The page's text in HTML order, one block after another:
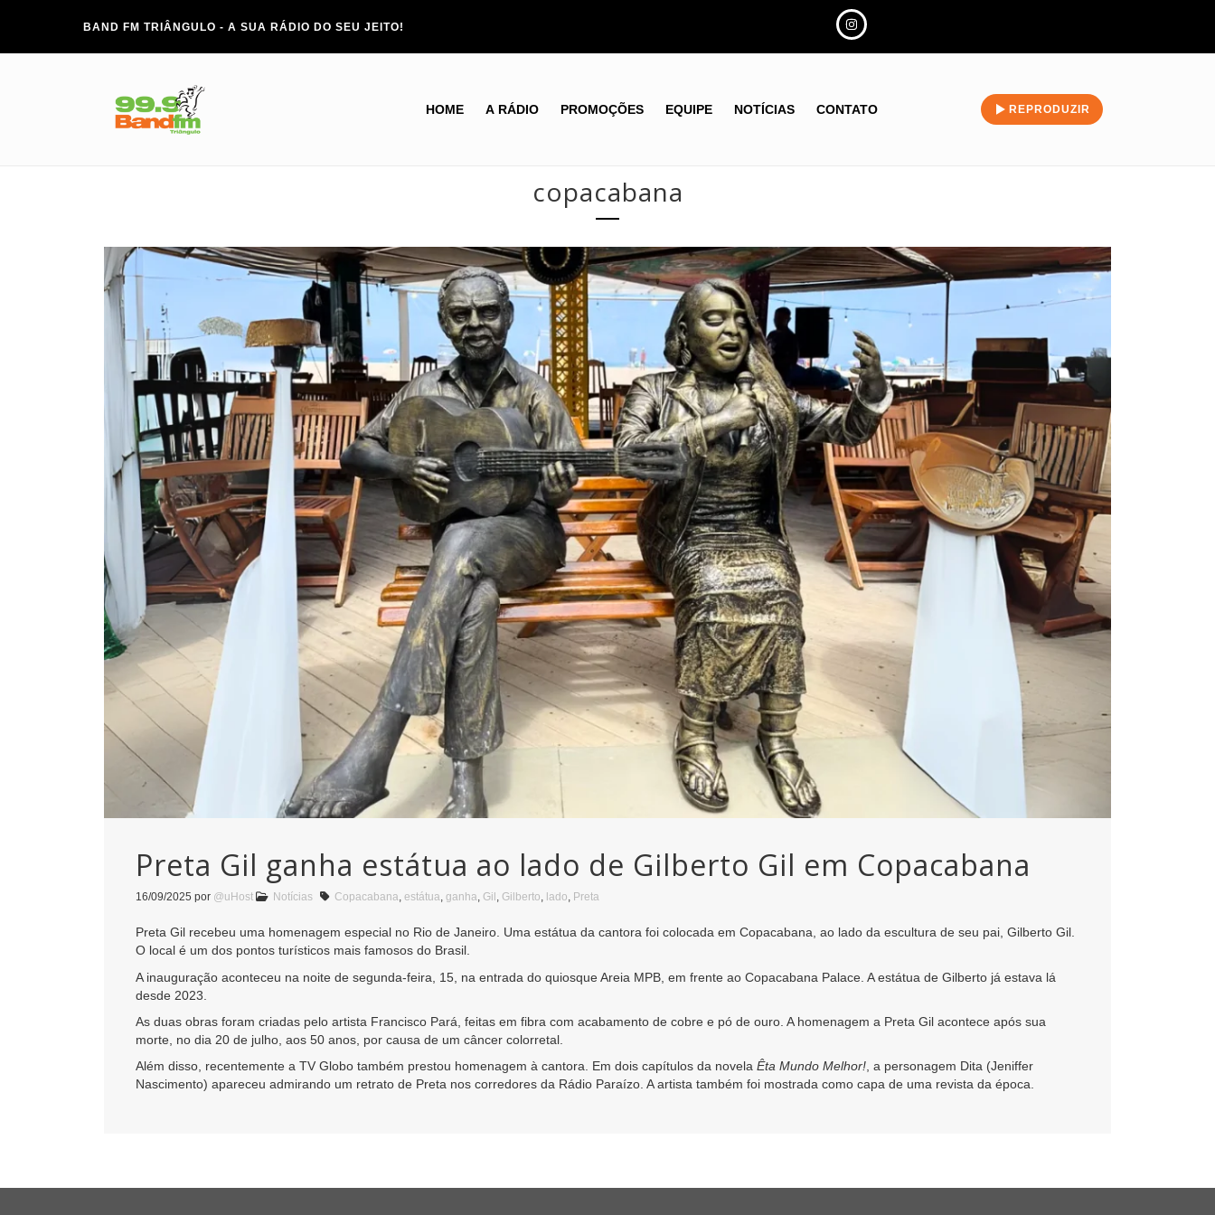
BAND FM TRIÂNGULO - A SUA RÁDIO DO SEU JEITO!
HOME A RÁDIO PROMOÇÕES EQUIPE NOTÍCIAS CONTATO REPRODUZIR
copacabana
Preta Gil ganha estátua ao lado de Gilberto Gil em Copacabana
16/09/2025 por @uHost Notícias Copacabana, estátua, ganha, Gil , Gilberto, lado, Preta
Preta Gil recebeu uma homenagem especial no Rio de Janeiro. Uma estátua da cantora foi colocada em Copacabana, ao lado da escultura de seu pai, Gilberto Gil.
O local é um dos pontos turísticos mais famosos do Brasil.
A inauguração aconteceu na noite de segunda-feira, 15, na entrada do quiosque Areia MPB, em frente ao Copacabana Palace. A estátua de Gilberto já estava lá
desde 2023.
As duas obras foram criadas pelo artista Francisco Pará, feitas em fibra com acabamento de cobre e pó de ouro. A homenagem a Preta Gil acontece após sua
morte, no dia 20 de julho, aos 50 anos, por causa de um câncer colorretal.
Além disso, recentemente a TV Globo também prestou homenagem à cantora. Em dois capítulos da novela Êta Mundo Melhor!, a personagem Dita (Jeniffer
Nascimento) apareceu admirando um retrato de Preta nos corredores da Rádio Paraízo. A artista também foi mostrada como capa de uma revista da época.